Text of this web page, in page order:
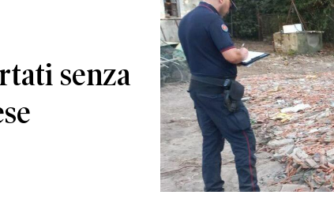
senza